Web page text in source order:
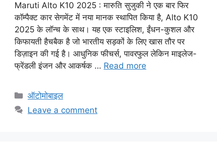
Maruti Alto K10 2025 : मारुति सुजुकी ने एक बार फिर
कॉम्पैक्ट कार सेगमेंट में नया मानक स्थापित किया है, Alto K10
2025 के लॉन्च के साथ। यह एक स्टाइलिश, ईंधन-कुशल और
किफायती हैचबैक है जो भारतीय सड़कों के लिए खास तौर पर
डिज़ाइन की गई है। आधुनिक फीचर्स, पावरफुल लेकिन माइलेज-
फ्रेंडली इंजन और आकर्षक … Read more
C
a
ऑटोमोबाइल
Leave a comment